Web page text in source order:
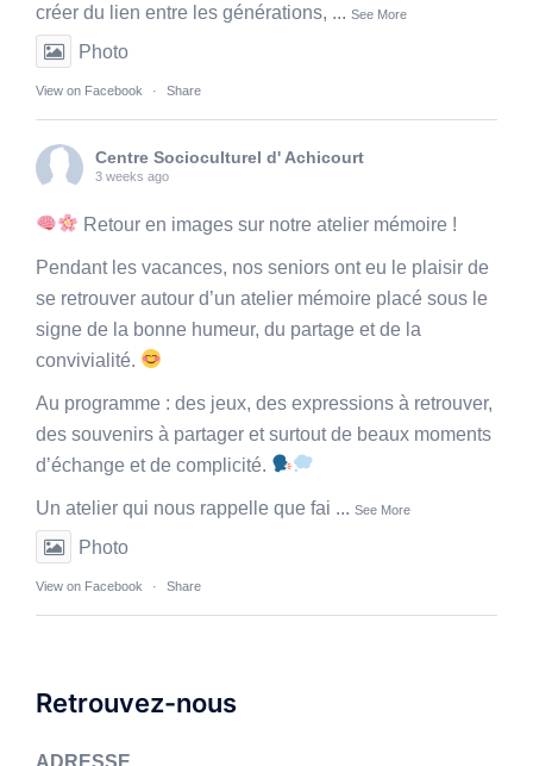
créer du lien entre les générations, ... See More
Photo
View on Facebook · Share
Centre Socioculturel d' Achicourt
3 weeks ago
Retour en images sur notre atelier mémoire !
Pendant les vacances, nos seniors ont eu le plaisir de
se retrouver autour d’un atelier mémoire placé sous le
signe de la bonne humeur, du partage et de la
convivialité.
Au programme : des jeux, des expressions à retrouver,
des souvenirs à partager et surtout de beaux moments
d’échange et de complicité.
Un atelier qui nous rappelle que fai ... See More
Photo
View on Facebook · Share
Retrouvez-nous
ADRESSE